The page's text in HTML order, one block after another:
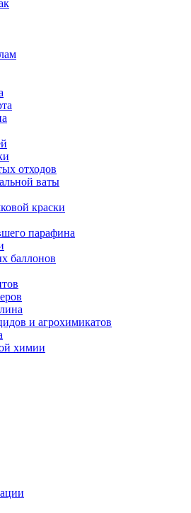
отходов
ваты
краски
парафина
баллонов
и агрохимикатов
химии